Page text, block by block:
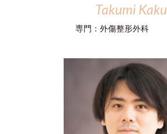
Takumi Kaku
専門： 外傷整形外科